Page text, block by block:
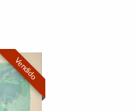
Vendido